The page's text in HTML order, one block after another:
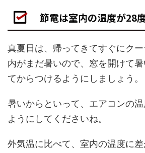
節電は室内の温度が28
真夏日は、帰ってきてすぐにク
内がまだ暑いので、窓を開けて
てからつけるようにしましょう。
暑いからといって、エアコンの
ようにしてくださいね。
外気温に比べて、室内の温度に差